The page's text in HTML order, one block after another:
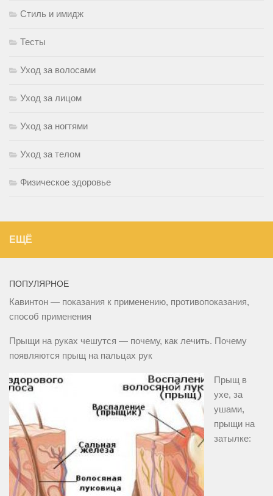
Стиль и имидж
Тесты
Уход за волосами
Уход за лицом
Уход за ногтями
Уход за телом
Физическое здоровье
ЕЩЁ
ПОПУЛЯРНОЕ
Кавинтон — показания к применению, противопоказания,
способ применения
Прыщи на руках чешутся — почему, как лечить. Почему
появляются прыщ на пальцах рук
Прыщ в
ухе, за
ушами,
прыщи на
затылке: